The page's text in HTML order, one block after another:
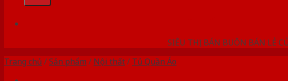
SIÊU THỊ BÁN BUÔN BÁN LẺ
Trang chủ /Sản phẩm / Nội thất/ Tủ Quần Áo